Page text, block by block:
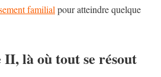
familial pour atteindre quelque
là où tout se résout